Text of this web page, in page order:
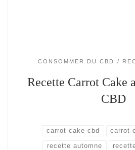
CONSOMMER DU CBD
Recette Carrot Cake
CBD
carrot cake cbd
carrot
recette automne